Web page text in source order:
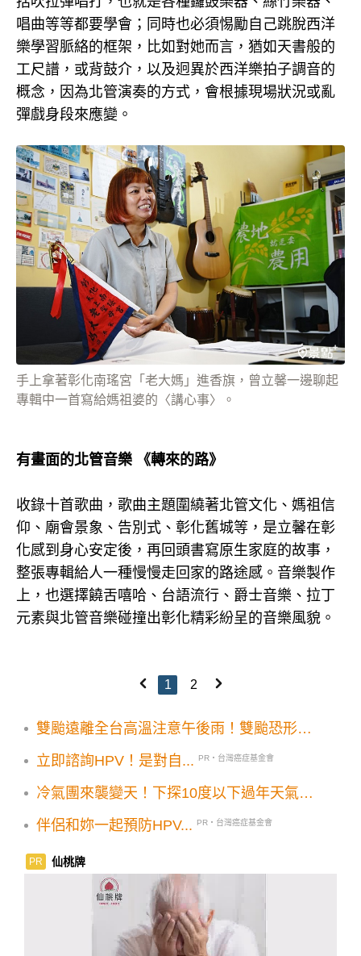
唱曲等等都要學會；同時也必須惕勵自己跳脫西洋
樂學習脈絡的框架，比如對她而言，猶如天書般的
工尺譜，或背鼓介，以及迥異於西洋樂拍子調音的
概念，因為北管演奏的方式，會根據現場狀況或亂
彈戲身段來應變。
手上拿著彰化南瑤宮「老大媽」進香旗，曾立馨一邊聊起
專輯中一首寫給媽祖婆的〈講心事〉。
有畫面的北管音樂 《轉來的路》
收錄十首歌曲，歌曲主題圍繞著北管文化、媽祖信
仰、廟會景象、告別式、彰化舊城等，是立馨在彰
化感到身心安定後，再回頭書寫原生家庭的故事，
整張專輯給人一種慢慢走回家的路途感。音樂製作
上，也選擇饒舌嘻哈、台語流行、爵士音樂、拉丁
元素與北管音樂碰撞出彰化精彩紛呈的音樂風貌。
1 2
雙颱遠離全台高溫注意午後雨！雙颱恐形成
立即諮詢HPV！是對自...
PR・台灣癌症基金會
冷氣團來襲變天！下探10度以下過年天氣先
伴侶和妳一起預防HPV...
PR・台灣癌症基金會
PR 仙桃牌